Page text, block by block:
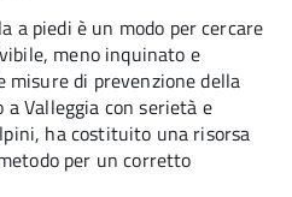
a piedi è un modo per cercare
meno inquinato e
misure di prevenzione della
Valleggia con serietà e
ha costituito una risorsa
per un corretto